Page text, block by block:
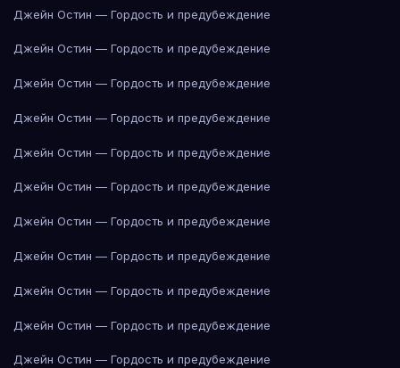
Джейн Остин — Гордость и предубеждение
Джейн Остин — Гордость и предубеждение
Джейн Остин — Гордость и предубеждение
Джейн Остин — Гордость и предубеждение
Джейн Остин — Гордость и предубеждение
Джейн Остин — Гордость и предубеждение
Джейн Остин — Гордость и предубеждение
Джейн Остин — Гордость и предубеждение
Джейн Остин — Гордость и предубеждение
Джейн Остин — Гордость и предубеждение
Джейн Остин — Гордость и предубеждение